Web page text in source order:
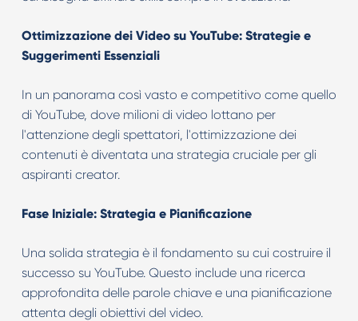
Ottimizzazione dei Video su YouTube: Strategie e
Suggerimenti Essenziali
In un panorama così vasto e competitivo come quello
di YouTube, dove milioni di video lottano per
l'attenzione degli spettatori, l'ottimizzazione dei
contenuti è diventata una strategia cruciale per gli
aspiranti creator.
Fase Iniziale: Strategia e Pianificazione
Una solida strategia è il fondamento su cui costruire il
successo su YouTube. Questo include una ricerca
approfondita delle parole chiave e una pianificazione
attenta degli obiettivi del video.